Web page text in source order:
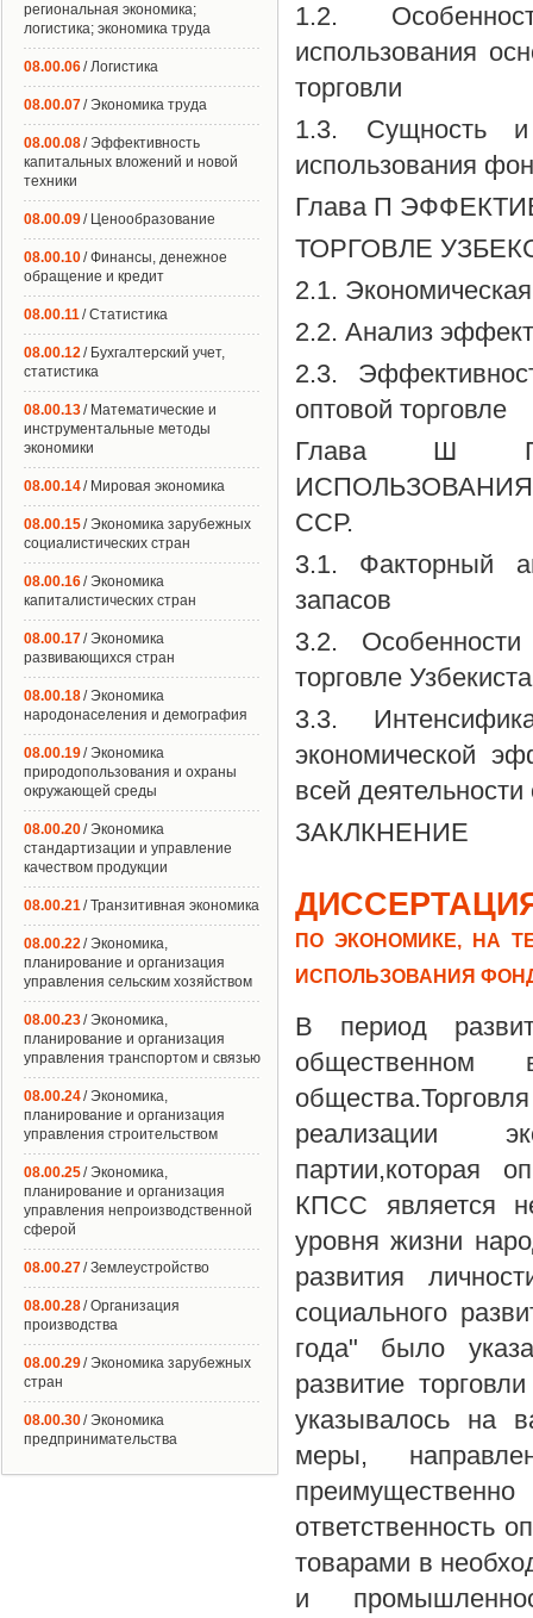
1.2.
использования
торговли
1.3. Сущность и
использования
Глава П
ТОРГОВЛЕ
2.1.
2.2. Анализ
2.3.
оптовой торговле
Глава Ш
ССР.
3.1. Факторный
запасов
3.2.
торговле
3.3.
экономической
всей
ЗАКЛКНЕНИЕ
ПО ЭКОНОМИКЕ, НА
ИСПОЛЬЗОВАНИЯ
В период
реализации
партии,которая
КПСС является
уровня жизни
развития
социального
года" было
развитие
указывалось на
меры,
ответственность
товарами в
и
региональная экономика;
логистика; экономика труда
08.00.06/ Логистика
08.00.07/ Экономика труда
08.00.08/ Эффективность
капитальных вложений и новой
техники
08.00.09/ Ценообразование
08.00.10/ Финансы, денежное
обращение и кредит
08.00.11/ Статистика
08.00.12/ Бухгалтерский учет,
статистика
08.00.13/ Математические и
инструментальные методы
экономики
08.00.14/ Мировая экономика
08.00.15/ Экономика зарубежных
социалистических стран
08.00.16/ Экономика
капиталистических стран
08.00.17/ Экономика
развивающихся стран
08.00.18/ Экономика
народонаселения и демография
08.00.19/ Экономика
природопользования и охраны
окружающей среды
08.00.20/ Экономика
стандартизации и управление
качеством продукции
08.00.21/ Транзитивная экономика
08.00.22/ Экономика,
планирование и организация
управления сельским хозяйством
08.00.23/ Экономика,
планирование и организация
управления транспортом и связью
08.00.24/ Экономика,
планирование и организация
управления строительством
08.00.25/ Экономика,
планирование и организация
управления непроизводственной
сферой
08.00.27/ Землеустройство
08.00.28/ Организация
производства
08.00.29/ Экономика зарубежных
стран
08.00.30/ Экономика
предпринимательства